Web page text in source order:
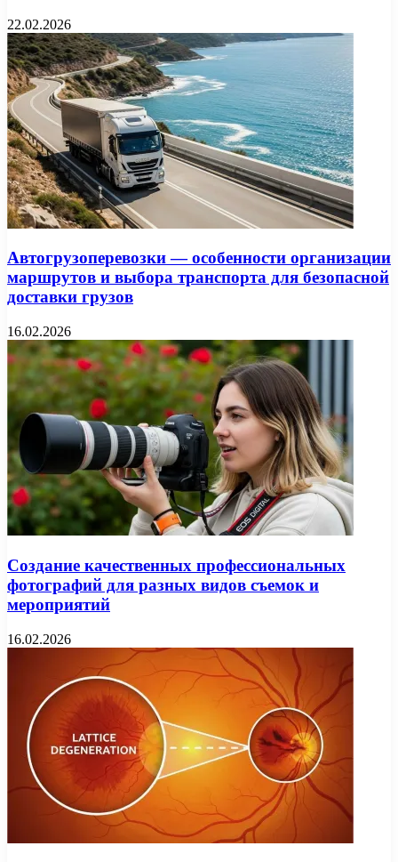
22.02.2026
Автогрузоперевозки — особенности организации
маршрутов и выбора транспорта для безопасной
доставки грузов
16.02.2026
Создание качественных профессиональных
фотографий для разных видов съемок и
мероприятий
16.02.2026